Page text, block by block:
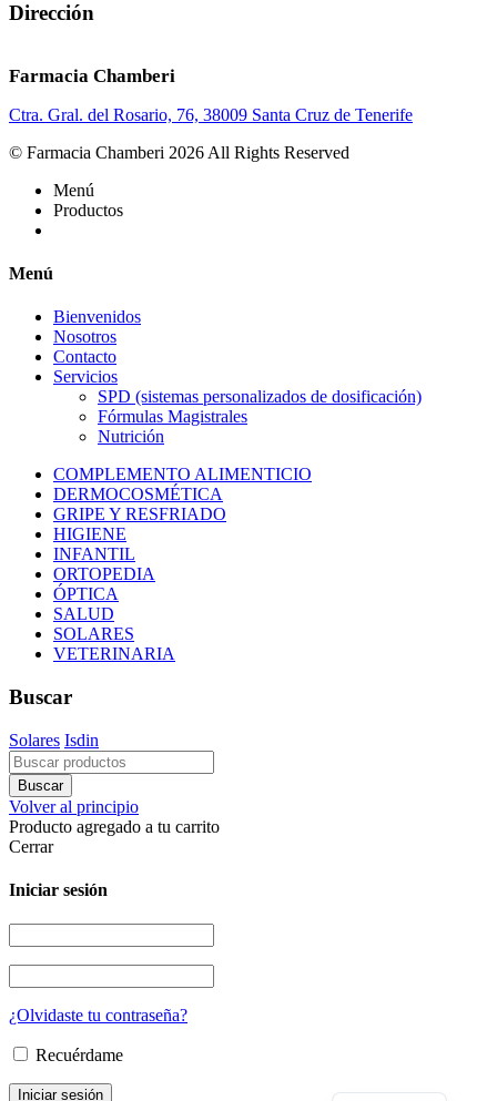
Dirección
Farmacia Chamberi
Ctra. Gral. del Rosario, 76, 38009 Santa Cruz de Tenerife
© Farmacia Chamberi 2026 All Rights Reserved
Menú
Productos
Menú
Bienvenidos
Nosotros
Contacto
Servicios
SPD (sistemas personalizados de dosificación)
Fórmulas Magistrales
Nutrición
COMPLEMENTO ALIMENTICIO
DERMOCOSMÉTICA
GRIPE Y RESFRIADO
HIGIENE
INFANTIL
ORTOPEDIA
ÓPTICA
SALUD
SOLARES
VETERINARIA
Buscar
Solares Isdin
Volver al principio
Producto agregado a tu carrito
Cerrar
Iniciar sesión
¿Olvidaste tu contraseña?
Recuérdame